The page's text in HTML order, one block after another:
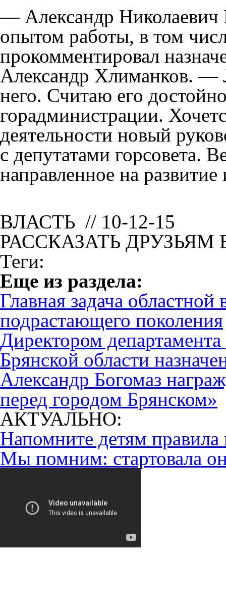
— Александр Николаевич
опытом работы, в том
прокомментировал
Александр Хлиманков. —
него. Считаю его
горадминистрации.
деятельности новый
с депутатами горсовета.
направленное на
ВЛАСТЬ // 10-12-15
РАССКАЗАТЬ ДРУЗЬЯМ
Теги:
Eще из раздела:
Главная задача
подрастающего поколения
Директором
Брянской области
Александр Богомаз
перед городом Брянском»
АКТУАЛЬНО:
Напомните детям правила
Мы помним: стартовала